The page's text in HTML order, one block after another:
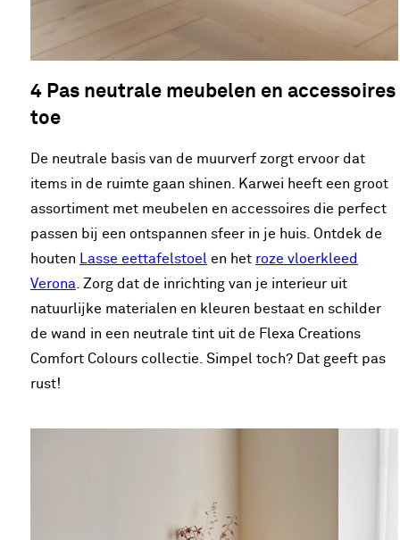
4 Pas neutrale meubelen en accessoires
toe
De neutrale basis van de muurverf zorgt ervoor dat
items in de ruimte gaan shinen. Karwei heeft een groot
assortiment met meubelen en accessoires die perfect
passen bij een ontspannen sfeer in je huis. Ontdek de
houten
Lasse eettafelstoel en het roze vloerkleed
Verona . Zorg dat de inrichting van je interieur uit
natuurlijke materialen en kleuren bestaat en schilder
de wand in een neutrale tint uit de Flexa Creations
Comfort Colours collectie. Simpel toch? Dat geeft pas
rust!